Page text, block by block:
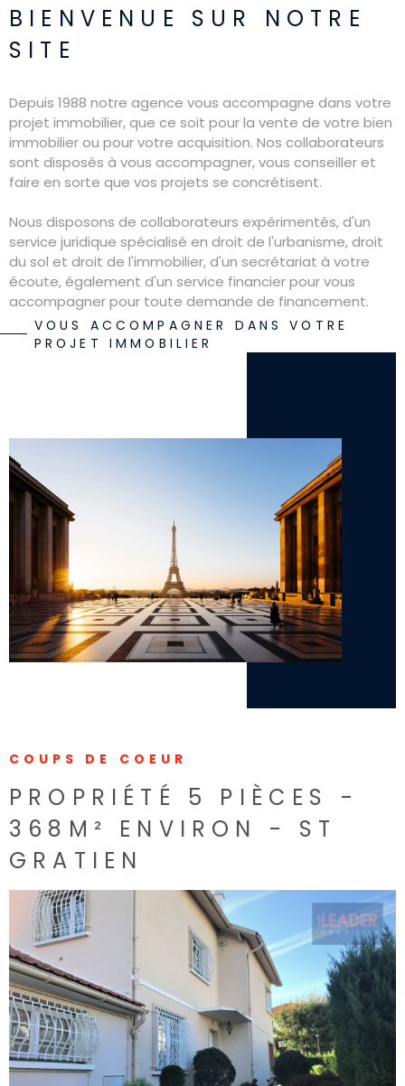
BIENVENUE SUR
NOTRE
SITE
Depuis 1988 notre agence vous accompagne dans votre
projet immobilier, que ce soit pour la vente de votre bien
immobilier ou pour votre acquisition. Nos collaborateurs
sont disposés à vous accompagner, vous conseiller et
faire en sorte que vos projets se concrétisent.
Nous disposons de collaborateurs expérimentés, d'un
service juridique spécialisé en droit de l'urbanisme, droit
du sol et droit de l'immobilier, d'un secrétariat à votre
écoute, également d'un service financier pour vous
accompagner pour toute demande de financement.
En nous accordant votre confiance, nous tacherons
VOUS ACCOMPAGNER DANS VOTRE
PROJET IMMOBILIER
COUPS DE COEUR
PROPRIÉTÉ 5 PIÈCES -
368M² ENVIRON - ST
GRATIEN